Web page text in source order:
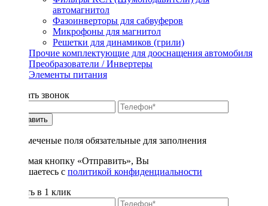
автомагнитол
Фазоинверторы для сабвуферов
Микрофоны для магнитол
Решетки для динамиков (грили)
Прочие комплектующие для дооснащения автомобиля
Преобразователи / Инвертеры
Элементы питания
Заказать звонок
Отправить
* - отмеченые поля обязательные для заполнения
Нажимая кнопку «Отправить», Вы
соглашаетесь с политикой конфиденциальности
Купить в 1 клик